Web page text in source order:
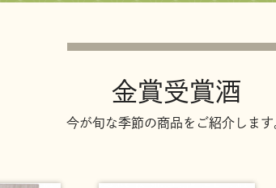
金賞受賞酒
今が旬な季節の商品をご紹介します